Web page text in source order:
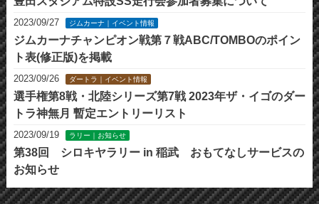
2023/09/27 ジムカーナ｜イベント情報
ジムカーナチャンピオン戦第７戦ABC/TOMBOのポイン
ト表(修正版)を掲載
2023/09/26 ダートラ｜イベント情報
選手権第8戦・北陸シリーズ第7戦 2023年ザ・イゴのダー
トラ神無月 暫定エントリーリスト
2023/09/19 ラリー｜お知らせ
第38回 シロキヤラリー in 稲武 おもてなしサービスの
お知らせ